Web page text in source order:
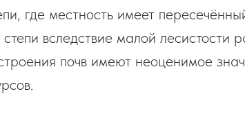
где местность имеет
вследствие малой лесистости
почв имеют неоценимое